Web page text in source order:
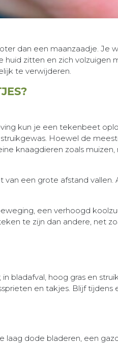
dan een maanzaadje.
zitten en zich
te verwijderen.
kun je een tekenbeet
Hoewel de
knaagdieren zoals
een grote afstand
een verhoogd
te zijn dan andere, net
bladafval, hoog gras en
en takjes. Blijf
dode bladeren, een